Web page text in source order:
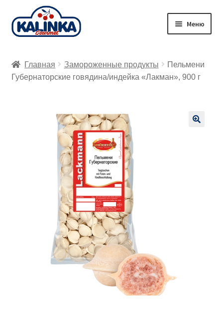
Перейти
к
Перейти
к
Меню
Заказ онлайн
Главная Замороженные продукты
Пельмени
Губернаторские говядина/индейка «Лакман», 900 г